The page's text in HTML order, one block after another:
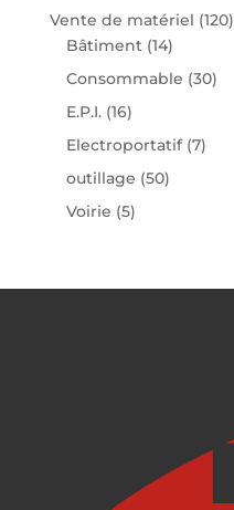
Vente de matériel (120)
Bâtiment (14)
Consommable (30)
E.P.I. (16)
Electroportatif (7)
outillage (50)
Voirie (5)